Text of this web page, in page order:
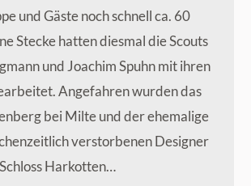
und Gäste noch schnell ca. 60
Stecke hatten diesmal die Scouts
und Joachim Spuhn mit ihren
Angefahren wurden das
bei Milte und der ehemalige
verstorbenen Designer
Harkotten…